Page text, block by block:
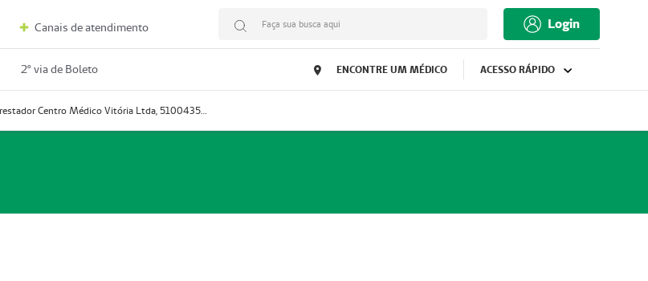
Canais de atendimento Faça sua busca aqui Login
2º via de Boleto ENCONTRE UM MÉDICO ACESSO RÁPIDO
Prestador Centro Médico Vitória Ltda, 51004350-4: Centro Médico Vitória Ltda (Nome Fantasia: Policlínica Master)